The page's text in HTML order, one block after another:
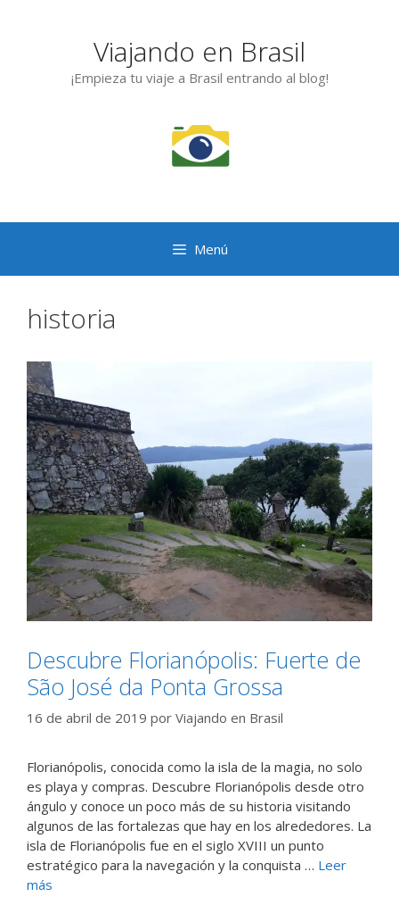
Viajando en Brasil
¡Empieza tu viaje a Brasil entrando al blog!
Menú
historia
Descubre Florianópolis: Fuerte de
São José da Ponta Grossa
16 de abril de 2019 por Viajando en Brasil
Florianópolis, conocida como la isla de la magia, no solo
es playa y compras. Descubre Florianópolis desde otro
ángulo y conoce un poco más de su historia visitando
algunos de las fortalezas que hay en los alrededores. La
isla de Florianópolis fue en el siglo XVIII un punto
estratégico para la navegación y la conquista … Leer
más